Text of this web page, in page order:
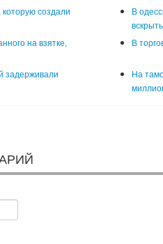
создали
В
на взятке,
В
задерживали
На